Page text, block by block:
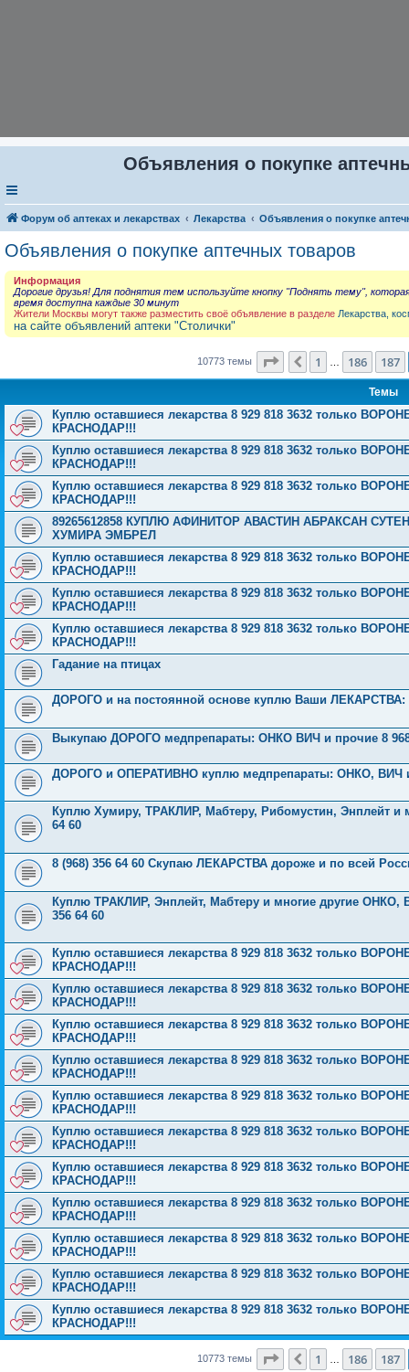
Объявления о покупке
Форум об аптеках и лекарствах Лекарства Объявления о покупке
Объявления о покупке аптечных товаров
Информация
Дорогие друзья! Для поднятия тем используйте кнопку "Поднять тему",
время доступна каждые 30 минут
Жители Москвы могут также разместить своё объявление в разделе Лекарства,
на сайте объявлений аптеки "Столички"
10773 темы Страница 188из 431
Пред.
1 186 187
Темы
Куплю оставшиеся лекарства 8 929 818 3632 только
КРАСНОДАР!!!
Куплю оставшиеся лекарства 8 929 818 3632 только
КРАСНОДАР!!!
Куплю оставшиеся лекарства 8 929 818 3632 только
КРАСНОДАР!!!
89265612858 КУПЛЮ АФИНИТОР АВАСТИН АБРАКСАН
ХУМИРА ЭМБРЕЛ
Куплю оставшиеся лекарства 8 929 818 3632 только
КРАСНОДАР!!!
Куплю оставшиеся лекарства 8 929 818 3632 только
КРАСНОДАР!!!
Куплю оставшиеся лекарства 8 929 818 3632 только
КРАСНОДАР!!!
Гадание на птицах
ДОРОГО и на постоянной основе куплю Ваши ЛЕКАРСТВА:
Выкупаю ДОРОГО медпрепараты: ОНКО ВИЧ и прочие 8 968
ДОРОГО и ОПЕРАТИВНО куплю медпрепараты: ОНКО, ВИЧ и
Куплю Хумиру, ТРАКЛИР, Мабтеру, Рибомустин, Энплейт
64 60
8 (968) 356 64 60 Скупаю ЛЕКАРСТВА дороже и по всей
Куплю ТРАКЛИР, Энплейт, Мабтеру и многие другие
356 64 60
Куплю оставшиеся лекарства 8 929 818 3632 только
КРАСНОДАР!!!
Куплю оставшиеся лекарства 8 929 818 3632 только
КРАСНОДАР!!!
Куплю оставшиеся лекарства 8 929 818 3632 только
КРАСНОДАР!!!
Куплю оставшиеся лекарства 8 929 818 3632 только
КРАСНОДАР!!!
Куплю оставшиеся лекарства 8 929 818 3632 только
КРАСНОДАР!!!
Куплю оставшиеся лекарства 8 929 818 3632 только
КРАСНОДАР!!!
Куплю оставшиеся лекарства 8 929 818 3632 только
КРАСНОДАР!!!
Куплю оставшиеся лекарства 8 929 818 3632 только
КРАСНОДАР!!!
Куплю оставшиеся лекарства 8 929 818 3632 только
КРАСНОДАР!!!
Куплю оставшиеся лекарства 8 929 818 3632 только
КРАСНОДАР!!!
Куплю оставшиеся лекарства 8 929 818 3632 только
КРАСНОДАР!!!
10773 темы Страница 188из 431
Пред.
1 186 187